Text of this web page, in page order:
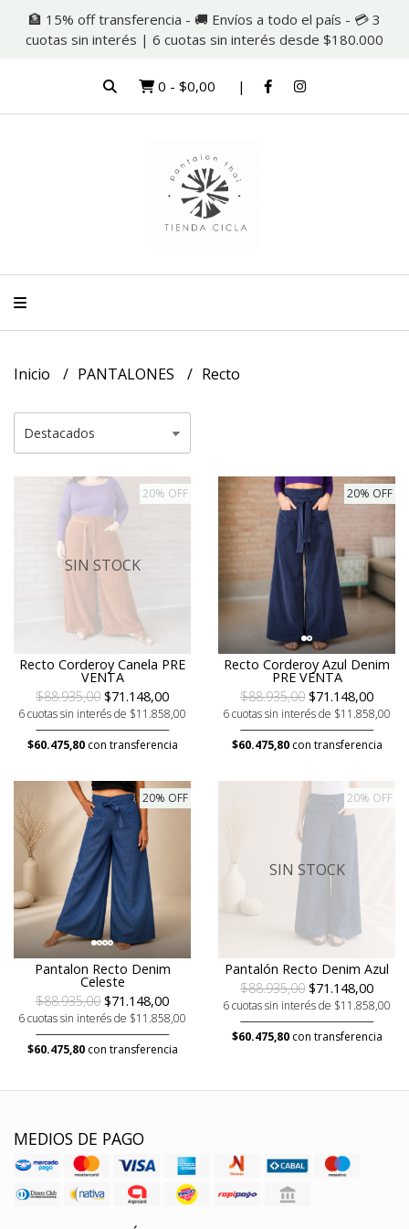
🏦 15% off transferencia - 🚚 Envíos a todo el país - 💳 3
cuotas sin interés | 6 cuotas sin interés desde $180.000
0 - $0,00
Inicio PANTALONES Recto
20% OFF
SIN STOCK
Recto Corderoy Canela PRE
VENTA
$88.935,00 $71.148,00
6 cuotas sin interés de $11.858,00
$60.475,80con transferencia
20% OFF
Recto Corderoy Azul Denim
PRE VENTA
$88.935,00 $71.148,00
6 cuotas sin interés de $11.858,00
$60.475,80con transferencia
20% OFF
Pantalon Recto Denim
Celeste
$88.935,00 $71.148,00
6 cuotas sin interés de $11.858,00
$60.475,80con transferencia
20% OFF
SIN STOCK
Pantalón Recto Denim Azul
$88.935,00 $71.148,00
6 cuotas sin interés de $11.858,00
$60.475,80con transferencia
MEDIOS DE PAGO